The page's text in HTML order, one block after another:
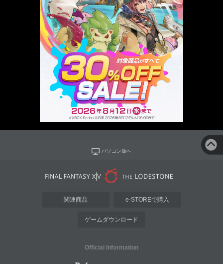
パソコン版へ
関連商品 e-STOREで購入
ゲームダウンロード
Official Information